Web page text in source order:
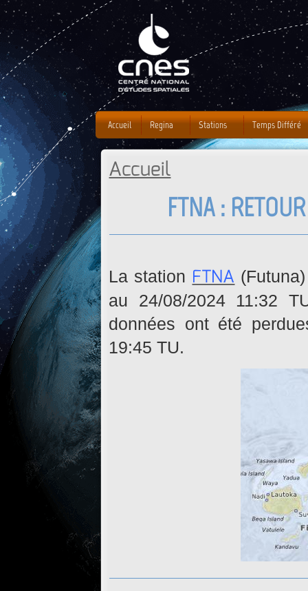
Vous êtes ici
Accueil
FTNA :
La station FTNA
au 24/08/2024 11:32
données ont été
19:45 TU.
Accueil Regina Stations Temps Différé